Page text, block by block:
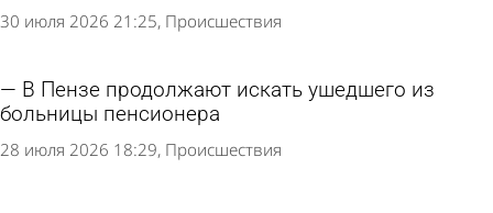
30 июля 2026 21:25 Происшествия
В Пензе продолжают искать ушедшего из
больницы пенсионера
28 июля 2026 18:29 Происшествия